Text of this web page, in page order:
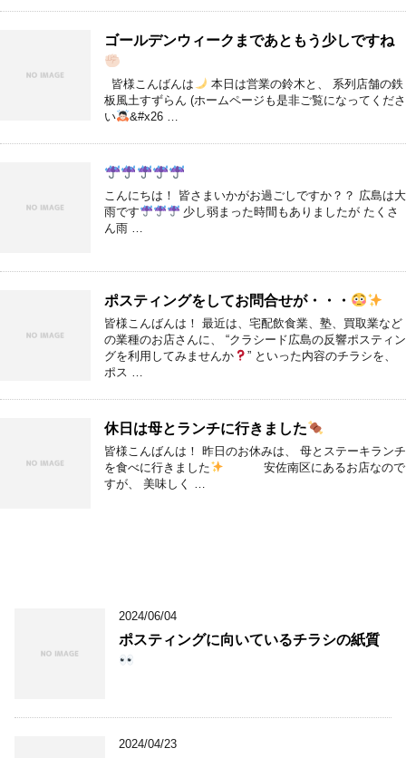
ゴールデンウィークまであともう少しですね
皆様こんばんは
本日は営業の鈴木と、 系列店舗の鉄
板風土すずらん (ホームページも是非ご覧になってくださ
い
‍&#x26 …
こんにちは！ 皆さまいかがお過ごしですか？？ 広島は大
雨です
少し弱まった時間もありましたが たくさ
ん雨 …
ポスティングをしてお問合せが・・・
皆様こんばんは！ 最近は、宅配飲食業、塾、買取業など
の業種のお店さんに、 “クラシード広島の反響ポスティン
グを利用してみませんか
” といった内容のチラシを、
ポス …
休日は母とランチに行きました
皆様こんばんは！ 昨日のお休みは、 母とステーキランチ
を食べに行きました
安佐南区にあるお店なので
すが、 美味しく …
2024/06/04
ポスティングに向いているチラシの紙質
2024/04/23